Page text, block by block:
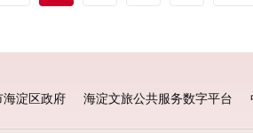
淀区政府 海淀文旅公共服务数字平台